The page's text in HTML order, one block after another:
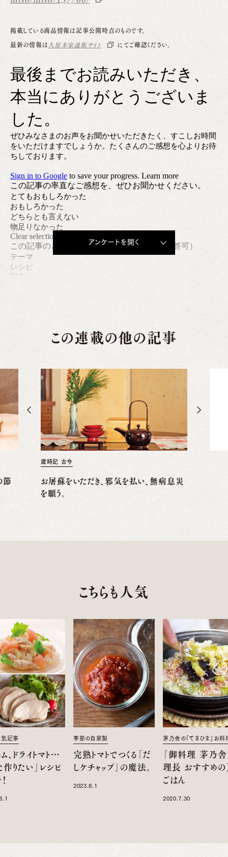
掲載している商品情報は記事公開時点のものです。
最新の情報は 久原本家通販サイト にてご確認ください。
アンケートを開く
この連載の他の記事
節
歳時記 古今
お屠蘇をいただき、邪気を払い、無病息災
を願う。
こちらも人気
記事
、ドライトマト…
作りたい」レシピ
季節の自家製
完熟トマトでつくる「だ
しケチャップ」の魔法。
2023.8.1
茅乃舎の「てまひま」お料
「御料理 茅乃舎
理長 おすすめの
ごはん
2020.7.30